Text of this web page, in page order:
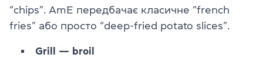
“chips”. AmE передбачає класичне “french
fries” або просто “deep-fried potato slices”.
Grill — broil